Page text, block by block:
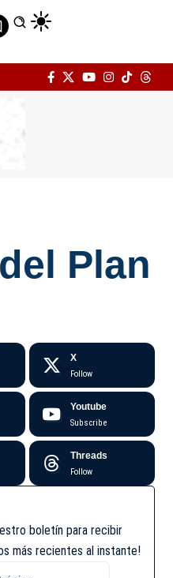
Plan
X
Follow
Youtube
Subscribe
Threads
Follow
boletín para recibir
más recientes al instante!